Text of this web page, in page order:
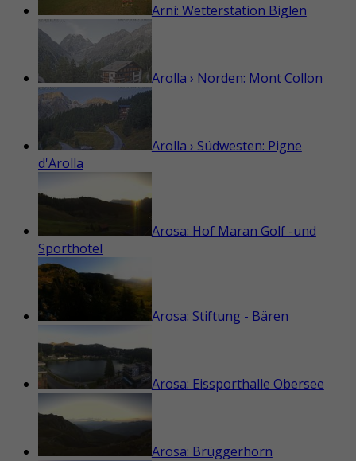
Arni: Wetterstation Biglen
Arolla › Norden: Mont Collon
Arolla › Südwesten: Pigne
d'Arolla
Arosa: Hof Maran Golf -und
Sporthotel
Arosa: Stiftung - Bären
Arosa: Eissporthalle Obersee
Arosa: Brüggerhorn